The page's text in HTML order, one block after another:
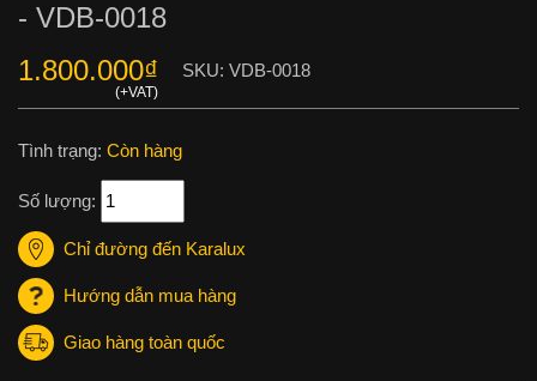
- VDB-0018
1.800.000₫ SKU: VDB-0018
Tình trạng: Còn hàng
Số lượng:
Chỉ đường đến Karalux
Hướng dẫn mua hàng
Giao hàng toàn quốc